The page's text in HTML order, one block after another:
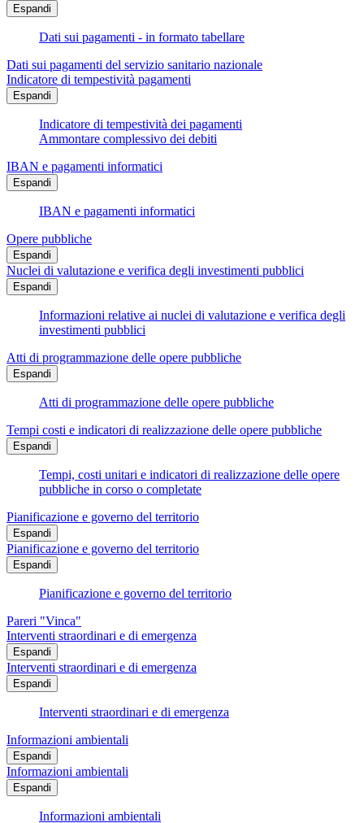
Espandi
Dati sui pagamenti - in formato tabellare
Dati sui pagamenti del servizio sanitario nazionale
Indicatore di tempestività pagamenti
Espandi
Indicatore di tempestività dei pagamenti
Ammontare complessivo dei debiti
IBAN e pagamenti informatici
Espandi
IBAN e pagamenti informatici
Opere pubbliche
Espandi
Nuclei di valutazione e verifica degli investimenti pubblici
Espandi
Informazioni relative ai nuclei di valutazione e verifica degli
investimenti pubblici
Atti di programmazione delle opere pubbliche
Espandi
Atti di programmazione delle opere pubbliche
Tempi costi e indicatori di realizzazione delle opere pubbliche
Espandi
Tempi, costi unitari e indicatori di realizzazione delle opere
pubbliche in corso o completate
Pianificazione e governo del territorio
Espandi
Pianificazione e governo del territorio
Espandi
Pianificazione e governo del territorio
Pareri "Vinca"
Interventi straordinari e di emergenza
Espandi
Interventi straordinari e di emergenza
Espandi
Interventi straordinari e di emergenza
Informazioni ambientali
Espandi
Informazioni ambientali
Espandi
Informazioni ambientali